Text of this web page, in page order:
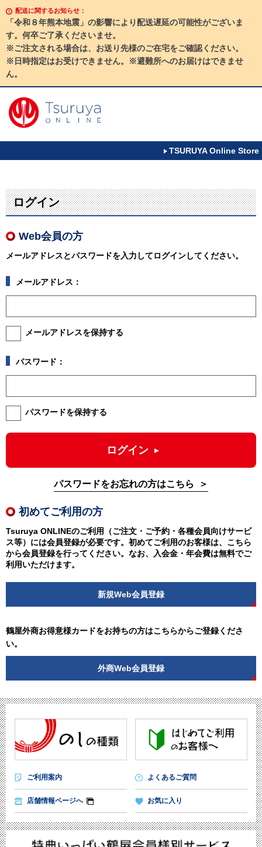
配送に関するお知らせ：
「令和８年熊本地震」の影響により配送遅延の可能性がございま
す。何卒ご了承くださいませ。
※ご注文される場合は、お送り先様のご在宅をご確認ください。
※日時指定はお受けできません。※避難所へのお届けはできませ
ん。
TSURUYA Online Store
ログイン
Web会員の方
メールアドレスとパスワードを入力してログインしてください。
メールアドレス：
メールアドレスを保持する
パスワード：
パスワードを保持する
ログイン
パスワードをお忘れの方はこちら
初めてご利用の方
Tsuruya ONLINEのご利用（ご注文・ご予約・各種会員向けサービ
ス等）には会員登録が必要です。初めてご利用のお客様は、こちら
から会員登録を行ってください。なお、入会金・年会費は無料でご
利用いただけます。
新規Web会員登録
鶴屋外商お得意様カードをお持ちの方はこちらからご登録くださ
い。
外商Web会員登録
ご利用案内 よくあるご質問
店舗情報ページへ お気に入り